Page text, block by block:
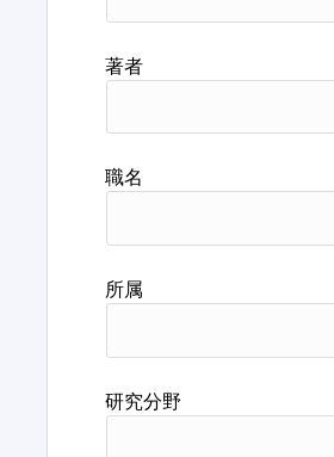
著者
職名
所属
研究分野